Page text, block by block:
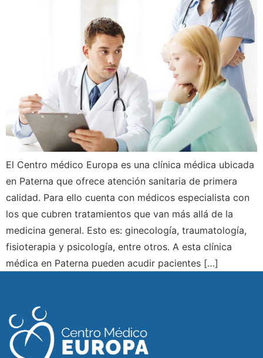
El Centro médico Europa es una clínica médica ubicada
en Paterna que ofrece atención sanitaria de primera
calidad. Para ello cuenta con médicos especialista con
los que cubren tratamientos que van más allá de la
medicina general. Esto es: ginecología, traumatología,
fisioterapia y psicología, entre otros. A esta clínica
médica en Paterna pueden acudir pacientes […]